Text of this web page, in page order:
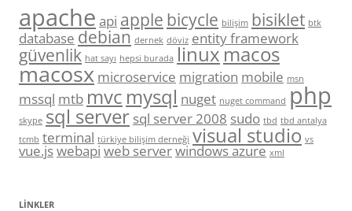
apache api apple bicycle bilişim bisiklet btk
database debian dernek döviz entity framework
güvenlik hat sayı hepsi burada linuxmacos
macosx microservice migration mobile msn
mssql mtb mvc mysql nuget nuget command php
skype sql server sql server 2008 sudo tbd tbd antalya
tcmb terminal türkiye bilişim derneği visual studio vs
vue.jswebapiweb serverwindows azure xml
LINKLER